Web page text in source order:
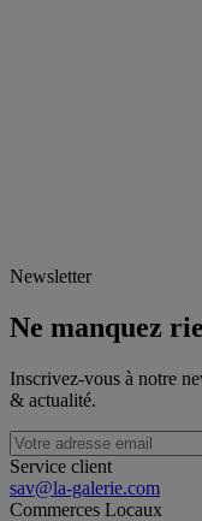
Newsletter
Ne manquez
Inscrivez-vous à notre
& actualité.
Service client
sav@la-galerie.com
Commerces Locaux